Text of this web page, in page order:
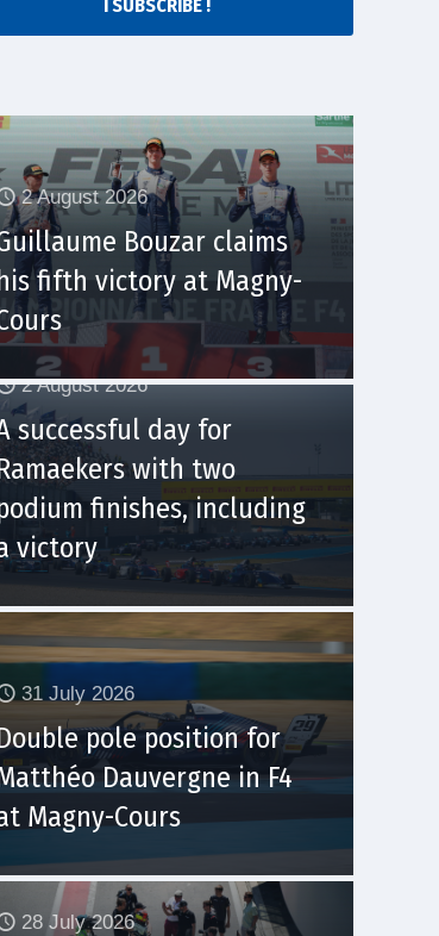
I SUBSCRIBE !
2 August 2026
Bouzar claims
fifth victory at Magny-
2 August 2026
successful day for
with two
finishes, including
victory
31 July 2026
pole position for
Dauvergne in F4
Magny-Cours
28 July 2026